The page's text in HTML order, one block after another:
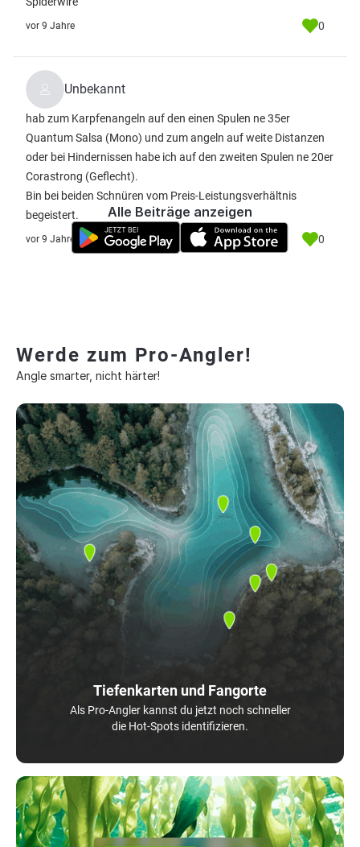
vor 9 Jahre 0
Unbekannt
hab zum Karpfenangeln auf den einen Spulen ne 35er
Quantum Salsa (Mono) und zum angeln auf weite Distanzen
oder bei Hindernissen habe ich auf den zweiten Spulen ne 20er
Corastrong (Geflecht).
Bin bei beiden Schnüren vom Preis-Leistungsverhältnis
begeistert.
vor 9 Jahre 0
Alle Beiträge anzeigen
Werde zum Pro-Angler!
Angle smarter, nicht härter!
Tiefenkarten und Fangorte
Als Pro-Angler kannst du jetzt noch schneller
die Hot-Spots identifizieren.